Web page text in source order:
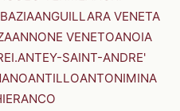
ANGUILLARA VENETA
ANNONE VENETOANOIA
ANTEY-SAINT-ANDRE'
ANTILLOANTONIMINA